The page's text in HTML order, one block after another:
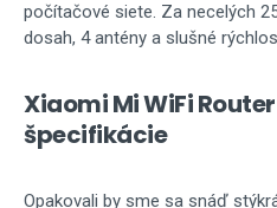
počítačové siete. Za necelých
dosah, 4 antény a slušné
Xiaomi Mi WiFi
špecifikácie
Opakovali by sme sa snáď